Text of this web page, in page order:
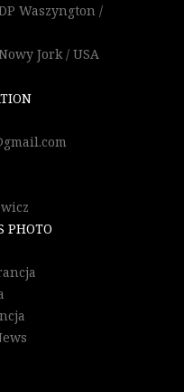
Waszyngton /
Jork / USA
PHOTO